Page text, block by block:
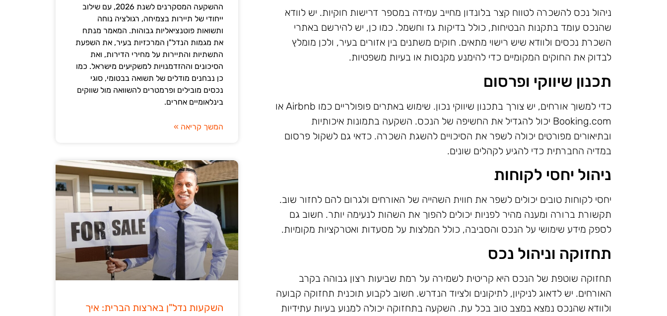
ההשקעה המסקרנים לשנת 2026, עם שילוב
ייחודי של תיירות בצמיחה, רגולציה נוחה
ותשואות פוטנציאליות גבוהות. המאמר מנתח
את מגמות הנדל"ן המרכזיות בעיר, את השפעת
התשתיות והתיירות על מחירי הדירות, ואת
הסיכונים וההזדמנויות למשקיעים מישראל. כמו
כן נבחנים מודלים של תשואה בבטומי, סוגי
נכסים מובילים ופרמטרים להשוואה מול שווקים
בינלאומיים אחרים.
המשך קריאה »
השקעות נדל"ן בארצות הברית: איך
ניהול נכס להשכרה לטווח קצר בלונדון מחייב עמידה במספר דרישות חוקיות. יש לוודא
שהנכס עומד בתקנות הבטיחות, כולל בדיקות גז וחשמל. כמו כן, יש להירשם באתרי
השכרת נכסים ולוודא שיש רישוי מתאים. חוקים משתנים בין אזורים בעיר, ולכן מומלץ
לבדוק את החוקים המקומיים כדי להימנע מקנסות או בעיות משפטיות.
תכנון שיווקי ופרסום
כדי למשוך אורחים, יש צורך בתכנון שיווקי נכון. שימוש באתרים פופולריים כמו Airbnb או
Booking.com יכול להגדיל את החשיפה של הנכס. השקעה בתמונות איכותיות
ובתיאורים מפורטים יכולה לשפר את הסיכויים להשגת השכרה. כדאי גם לשקול פרסום
במדיה החברתית כדי להגיע לקהלים שונים.
ניהול יחסי לקוחות
יחסי לקוחות טובים יכולים לשפר את חווית השהייה של האורחים ולגרום להם לחזור שוב.
תקשורת ברורה ומענה מהיר לפניות יכולים להפוך את השהות לנעימה יותר. חשוב גם
לספק מידע שימושי על הנכס והסביבה, כולל המלצות על מסעדות ואטרקציות מקומיות.
תחזוקה וניהול נכס
תחזוקה שוטפת של הנכס היא קריטית לשמירה על רמת שביעות רצון גבוהה בקרב
האורחים. יש לדאוג לניקיון, לתיקונים ולציוד הנדרש. חשוב לקבוע תוכנית תחזוקה קבועה
ולוודא שהנכס נמצא במצב טוב בכל עת. השקעה בתחזוקה יכולה למנוע בעיות עתידיות